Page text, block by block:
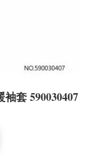
套 590030407